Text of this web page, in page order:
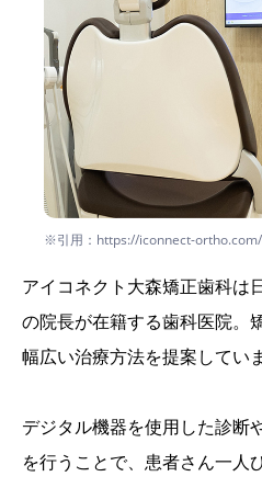
※引用：https://iconnect-
アイコネクト大森矯正歯科は
の院長が在籍する歯科医院。
幅広い治療方法を提案していま
デジタル機器を使用した診断
を行うことで、患者さん一人